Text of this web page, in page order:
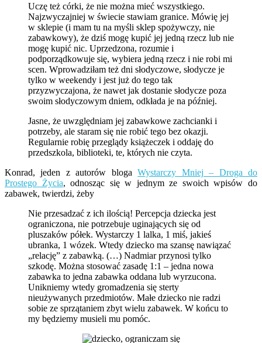
Uczę też córki, że nie można mieć wszystkiego.
Najzwyczajniej w świecie stawiam granice. Mówię jej
w sklepie (i mam tu na myśli sklep spożywczy, nie
zabawkowy), że dziś mogę kupić jej jedną rzecz lub nie
mogę kupić nic. Uprzedzona, rozumie i
podporządkowuje się, wybiera jedną rzecz i nie robi mi
scen. Wprowadziłam też dni słodyczowe, słodycze je
tylko w weekendy i jest już do tego tak
przyzwyczajona, że nawet jak dostanie słodycze poza
swoim słodyczowym dniem, odkłada je na później.
Jasne, że uwzględniam jej zabawkowe zachcianki i
potrzeby, ale staram się nie robić tego bez okazji.
Regularnie robię przeglądy książeczek i oddaję do
przedszkola, biblioteki, te, których nie czyta.
Konrad, jeden z autorów blogaWystarczy Mniej – Droga do
Prostego Życia, odnosząc się w jednym ze swoich wpisów do
zabawek, twierdzi, żeby
Nie przesadzać z ich ilością! Percepcja dziecka jest
ograniczona, nie potrzebuje uginających się od
pluszaków półek. Wystarczy 1 lalka, 1 miś, jakieś
ubranka, 1 wózek. Wtedy dziecko ma szansę nawiązać
„relację” z zabawką. (…) Nadmiar przynosi tylko
szkodę. Można stosować zasadę 1:1 – jedna nowa
zabawka to jedna zabawka oddana lub wyrzucona.
Unikniemy wtedy gromadzenia się sterty
nieużywanych przedmiotów. Małe dziecko nie radzi
sobie ze sprzątaniem zbyt wielu zabawek. W końcu to
my będziemy musieli mu pomóc.